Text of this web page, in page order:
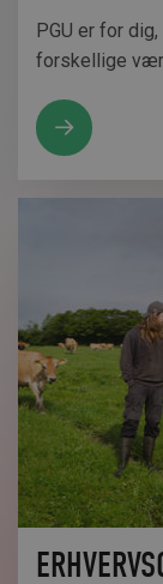
PGU er for
forskellige